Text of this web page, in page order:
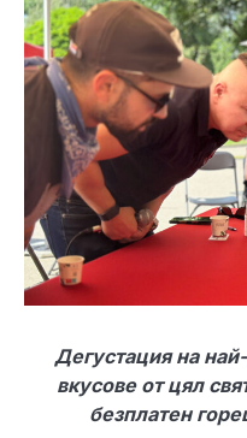
Дегустация на
вкусове от цял
безплатен